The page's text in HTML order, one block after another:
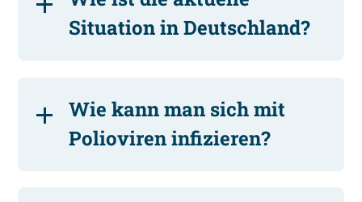
Situation in Deutschland?
Wie kann man sich mit
Polioviren infizieren?